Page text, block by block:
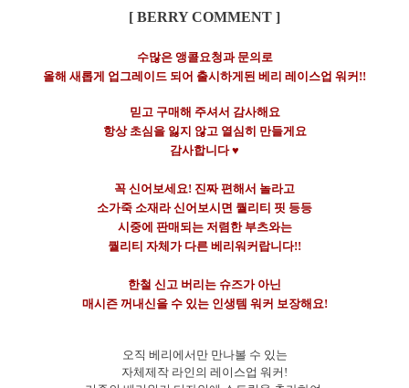
[ BERRY COMMENT ]
수많은 앵콜요청과 문의로
올해 새롭게 업그레이드 되어 출시하게된 베리 레이스업 워커!!
믿고 구매해 주셔서 감사해요
항상 초심을 잃지 않고 열심히 만들게요
감사합니다 ♥
꼭 신어보세요! 진짜 편해서 놀라고
소가죽 소재라 신어보시면 퀄리티 핏 등등
시중에 판매되는 저렴한 부츠와는
퀄리티 자체가 다른 베리워커랍니다!!
한철 신고 버리는 슈즈가 아닌
매시즌 꺼내신을 수 있는 인생템 워커 보장해요!
오직 베리에서만 만나볼 수 있는
자체제작 라인의 레이스업 워커!